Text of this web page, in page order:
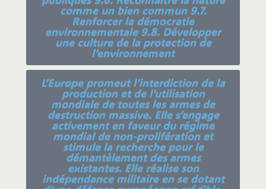
comme un bien commun 9.7.
Renforcer la démocratie
environnementale 9.8. Développer
une culture de la protection de
l’environnement
L’Europe promeut l’interdiction de la
production et de l’utilisation
mondiale de toutes les armes de
destruction massive. Elle s’engage
activement en faveur du régime
mondial de non-prolifération et
stimule la recherche pour le
démantèlement des armes
existantes. Elle réalise son
indépendance militaire en se dotant